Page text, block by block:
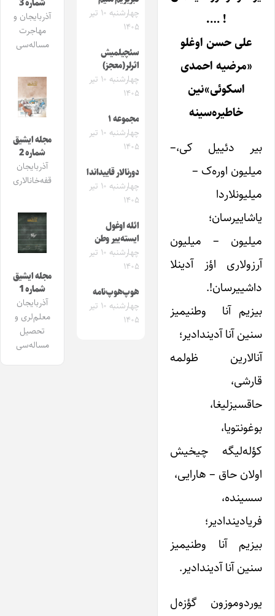
! ….
علیحسن اوغلو
«مرضیه احمدی
اسکوئی‌»نین
خاطیره‌سینه
بیر دئییل کی،–
میلیون اوره‌ک –
میلیونلاردا
یاشاییرسان؛
میلیون – میلیون
آرزولاری اؤز آدینلا
داشییرسان!.
بیزیم آنا وطنیمیز
سنین آنا آدیندادیر؛
آنالارین ظولمه
قارشی،
حاقسیزلیغا،
بوغونتویا،
کؤله‌لیگه چیخیش
اولان حاق – هارایی،
سسینده،
فریادیندادیر؛
بیزیم آنا وطنیمیز
سنین آنا آدیندادیر.
یوردوموزون گؤزه‌ل
چهارشنبه ۱۰ تیر
۱۴۰۵
سئچیلمیش
اثرلر(معجز)
چهارشنبه ۱۰ تیر
۱۴۰۵
مجموعه ۱
چهارشنبه ۱۰ تیر
۱۴۰۵
دورنالار قاییداندا
چهارشنبه ۱۰ تیر
۱۴۰۵
ائله اوغول
ایسته‌ییر وطن
چهارشنبه ۱۰ تیر
۱۴۰۵
هوپ‌هوپ‌نامه
چهارشنبه ۱۰ تیر
۱۴۰۵
شماره 3
آذربایجان و
مهاجرت
مساله‌سی
مجله ایشیق
شماره 2
آذربایجان
قفه‌خانالاری
مجله ایشیق
شماره 1
آذربایجان
معلم‌لری و
تحصیل
مساله‌سی